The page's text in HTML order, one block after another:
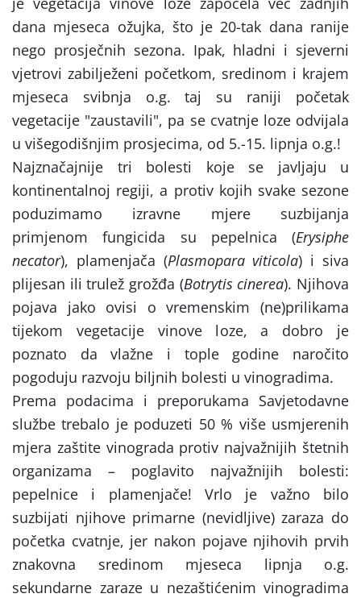
dana mjeseca ožujka, što je 20-tak dana ranije
nego prosječnih sezona. Ipak, hladni i sjeverni
vjetrovi zabilježeni početkom, sredinom i krajem
mjeseca svibnja o.g. taj su raniji početak
vegetacije "zaustavili", pa se cvatnje loze odvijala
u višegodišnjim prosjecima, od 5.-15. lipnja o.g.!
Najznačajnije tri bolesti koje se javljaju u
kontinentalnoj regiji, a protiv kojih svake sezone
poduzimamo izravne mjere suzbijanja
primjenom fungicida su pepelnica (Erysiphe
necator), plamenjača (Plasmopara viticola) i siva
plijesan ili trulež grožđa (Botrytis cinerea). Njihova
pojava jako ovisi o vremenskim (ne)prilikama
tijekom vegetacije vinove loze, a dobro je
poznato da vlažne i tople godine naročito
pogoduju razvoju biljnih bolesti u vinogradima.
Prema podacima i preporukama Savjetodavne
službe trebalo je poduzeti 50 % više usmjerenih
mjera zaštite vinograda protiv najvažnijih štetnih
organizama – poglavito najvažnijih bolesti:
pepelnice i plamenjače! Vrlo je važno bilo
suzbijati njihove primarne (nevidljive) zaraza do
početka cvatnje, jer nakon pojave njihovih prvih
znakovna sredinom mjeseca lipnja o.g.
sekundarne zaraze u nezaštićenim vinogradima